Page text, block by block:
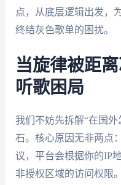
点，从底层逻辑出发，
终结灰色歌单的困扰。
当旋律被距
听歌困局
我们不妨先拆解“在国
石。核心原因无非两点
议，平台会根据你的IP
非授权区域的访问权限